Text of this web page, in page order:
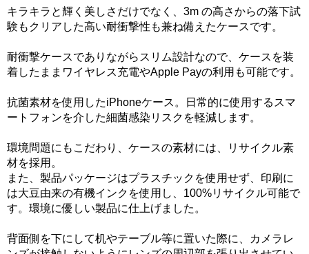
キラキラと輝く美しさだけでなく、3m の高さからの落下試
験もクリアした高い耐衝撃性も兼ね備えたケースです。
耐衝撃ケースでありながらスリム設計なので、ケースを装
着したままワイヤレス充電やApple Payの利用も可能です。
抗菌素材を使用したiPhoneケース。日常的に使用するスマ
ートフォンを介した細菌感染リスクを軽減します。
環境問題にもこだわり、ケースの素材には、リサイクル素
材を採用。
また、製品パッケージはプラスチックを使用せず、印刷に
は大豆由来の有機インクを使用し、100%リサイクル可能で
す。環境に優しい製品に仕上げました。
背面側を下にして机やテーブル等に置いた際に、カメラレ